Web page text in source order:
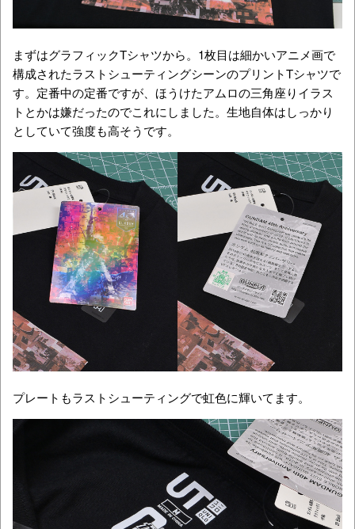
まずはグラフィックTシャツから。1枚目は細かいアニメ画で
構成されたラストシューティングシーンのプリントTシャツで
す。定番中の定番ですが、ほうけたアムロの三角座りイラス
トとかは嫌だったのでこれにしました。生地自体はしっかり
としていて強度も高そうです。
プレートもラストシューティングで虹色に輝いてます。